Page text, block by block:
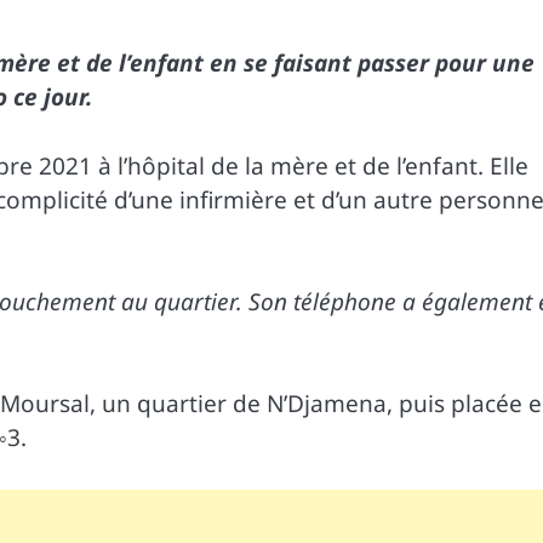
et de l’enfant en se faisant passer pour une
ce jour.
2021 à l’hôpital de la mère et de l’enfant. Elle
d’une infirmière et d’un autre
au quartier. Son téléphone a également
un quartier de N’Djamena, puis placée
◦3.